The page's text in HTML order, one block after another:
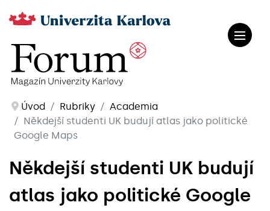
Úvod Rubriky
Academia
Někdejší studenti UK budují atlas jako politické
Google Maps
Někdejší studenti UK budují
atlas jako politické Google